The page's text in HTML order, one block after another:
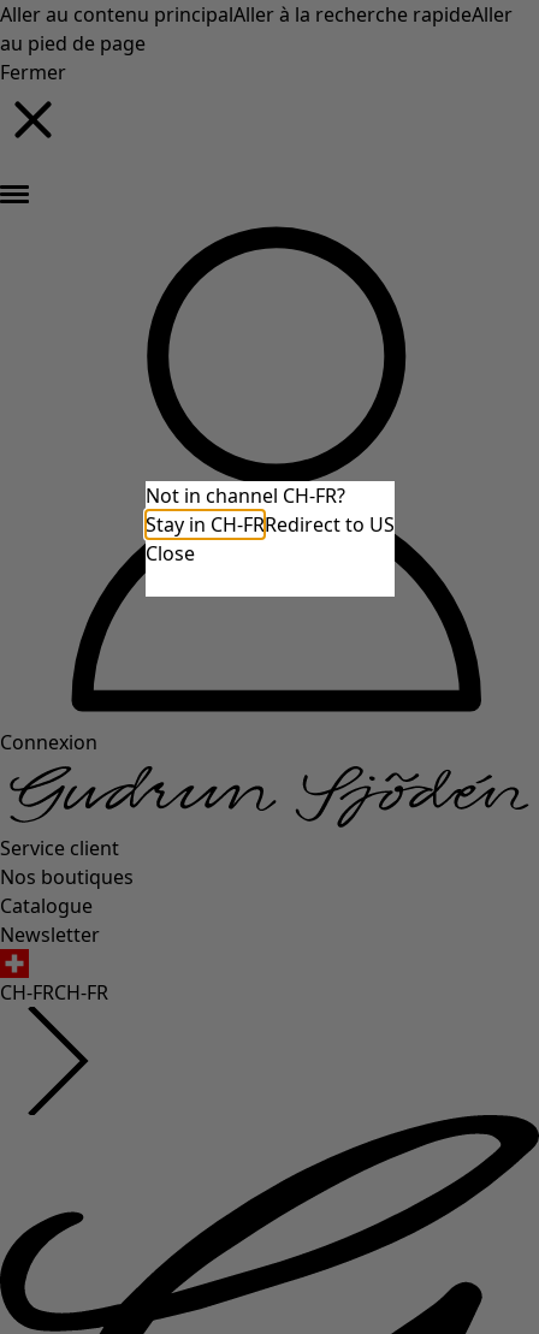
Aller au contenu principalAller à la recherche rapideAller
au pied de page
Fermer
Connexion
Service client
Nos boutiques
Catalogue
Newsletter
CH-FRCH-FR
Not in channel CH-FR?
Stay in CH-FRRedirect to US
Close